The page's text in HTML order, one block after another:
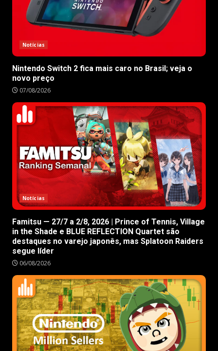
Notícias
Nintendo Switch 2 fica mais caro no Brasil; veja o
novo preço
07/08/2026
Notícias
Famitsu — 27/7 a 2/8, 2026 | Prince of Tennis, Village
in the Shade e BLUE REFLECTION Quartet são
destaques no varejo japonês, mas Splatoon Raiders
segue líder
06/08/2026